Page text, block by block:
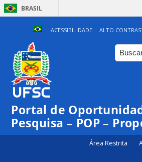
BRASIL
ACESSIBILIDADE ALTO
Portal de
Pesquisa – POP –
Área Restrita